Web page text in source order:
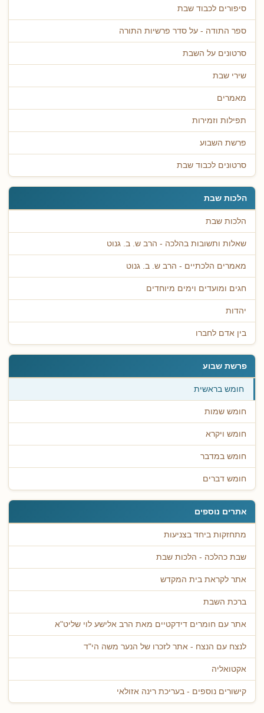
סיפורים לכבוד שבת
ספר התודה - על סדר פרשיות התורה
סרטונים על השבת
שירי שבת
מאמרים
תפילות וזמירות
פרשת השבוע
סרטונים לכבוד שבת
הלכות שבת
הלכות שבת
שאלות ותשובות בהלכה - הרב ש. ב. גנוט
מאמרים הלכתיים - הרב ש. ב. גנוט
חגים ומועדים וימים מיוחדים
יהדות
בין אדם לחברו
פרשת שבוע
חומש בראשית
חומש שמות
חומש ויקרא
חומש במדבר
חומש דברים
אתרים נוספים
מתחזקות ביחד בצניעות
שבת כהלכה - הלכות שבת
אתר לקראת בית המקדש
ברכת השבת
אתר עם חומרים דידקטיים מאת הרב אלישע לוי שליט"א
לנצח עם הנצח - אתר לזכרו של הנער משה הי"ד
אקטואליה
קישורים נוספים - בעריכת רינה אזולאי